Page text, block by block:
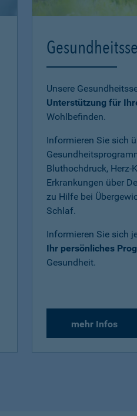
Unsere
Unterstützung für
Wohlbefinden.
Informieren Sie sich
Bluthochdruck, Herz-
Erkrankungen über
zu Hilfe bei
Schlaf.
Informieren Sie sich
Ihr persönliches
Gesundheit.
mehr Infos